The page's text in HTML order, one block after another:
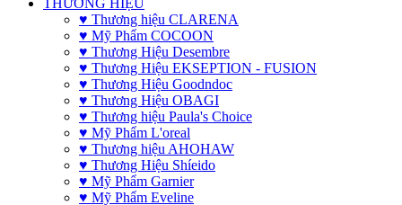
♥ Thương hiệu CLARENA
♥ Mỹ Phẩm COCOON
♥ Thương Hiệu Desembre
♥ Thương Hiệu EKSEPTION - FUSION
♥ Thương Hiệu Goodndoc
♥ Thương Hiệu OBAGI
♥ Thương hiệu Paula's Choice
♥ Mỹ Phẩm L'oreal
♥ Thương hiệu AHOHAW
♥ Thương Hiệu Shíeido
♥ Mỹ Phẩm Garnier
♥ Mỹ Phẩm Eveline